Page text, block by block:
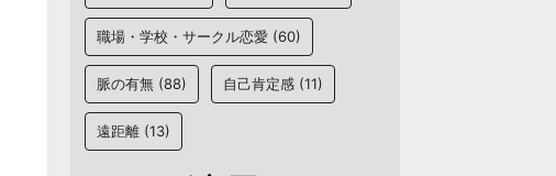
職場・学校・サークル恋愛 (60)
脈の有無 (88) 自己肯定感 (11)
遠距離 (13)